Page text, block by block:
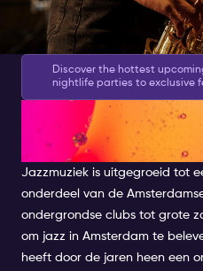
Discover the hottest
nightlife parties to exclusive
experience. Don’t miss
Calendar
Jazz in
bloeiende
Jazzmuziek is uitgegroeid tot
onderdeel van de
ondergrondse clubs tot grote
om jazz in Amsterdam te
heeft door de jaren heen een